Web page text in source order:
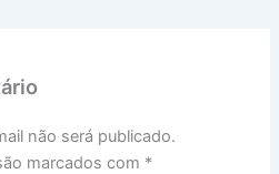
não será publicado.
marcados com *